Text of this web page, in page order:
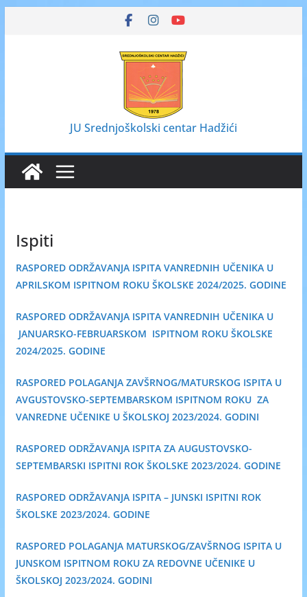
JU Srednjoškolski centar Hadžići
Ispiti
RASPORED ODRŽAVANJA ISPITA VANREDNIH UČENIKA U
APRILSKOM ISPITNOM ROKU ŠKOLSKE 2024/2025. GODINE
RASPORED ODRŽAVANJA ISPITA VANREDNIH UČENIKA U
JANUARSKO-FEBRUARSKOM ISPITNOM ROKU ŠKOLSKE
2024/2025. GODINE
RASPORED POLAGANJA ZAVŠRNOG/MATURSKOG ISPITA U
AVGUSTOVSKO-SEPTEMBARSKOM ISPITNOM ROKU ZA
VANREDNE UČENIKE U ŠKOLSKOJ 2023/2024. GODINI
RASPORED ODRŽAVANJA ISPITA ZA AUGUSTOVSKO-
SEPTEMBARSKI ISPITNI ROK ŠKOLSKE 2023/2024. GODINE
RASPORED ODRŽAVANJA ISPITA – JUNSKI ISPITNI ROK
ŠKOLSKE 2023/2024. GODINE
RASPORED POLAGANJA MATURSKOG/ZAVŠRNOG ISPITA U
JUNSKOM ISPITNOM ROKU ZA REDOVNE UČENIKE U
ŠKOLSKOJ 2023/2024. GODINI